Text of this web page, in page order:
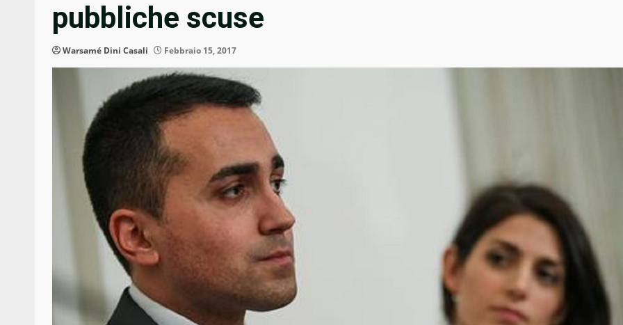
pubbliche scuse
Warsamé Dini Casali Febbraio 15, 2017